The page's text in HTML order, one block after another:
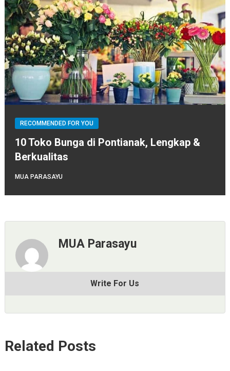
RECOMMENDED FOR YOU
10 Toko Bunga di Pontianak, Lengkap &
Berkualitas
MUA PARASAYU
MUA Parasayu
Write For Us
Related Posts